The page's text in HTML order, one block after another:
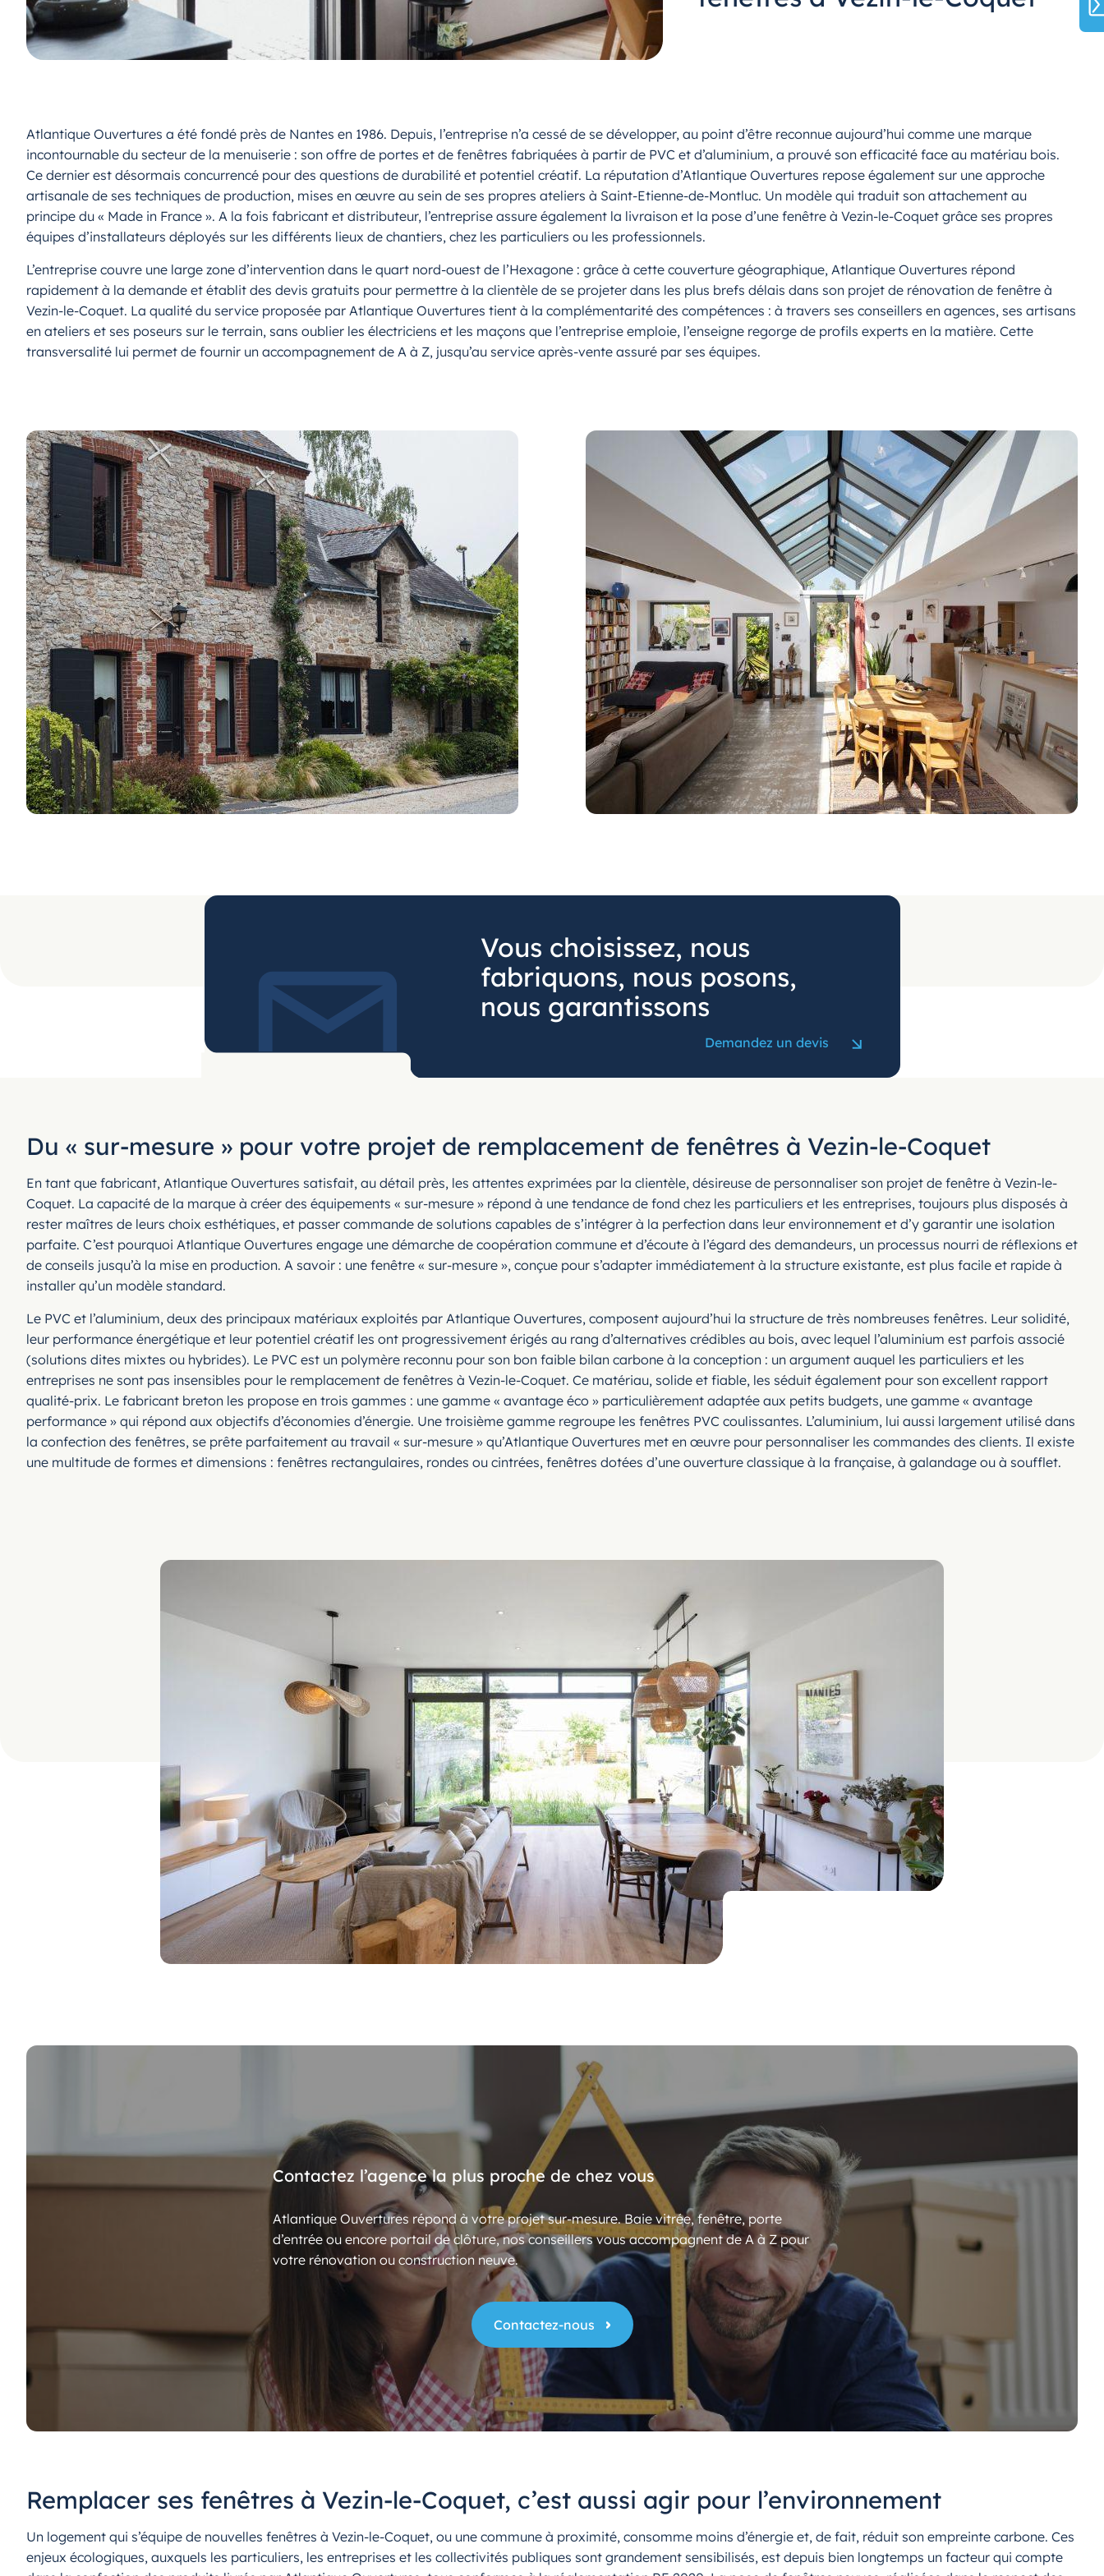
Atlantique Ouvertures a été fondé près de Nantes en 1986. Depuis, l’entreprise n’a cessé de se développer, au point d’être reconnue aujourd’hui comme une marque
incontournable du secteur de la menuiserie : son offre de portes et de fenêtres fabriquées à partir de PVC et d’aluminium, a prouvé son efficacité face au matériau bois.
Ce dernier est désormais concurrencé pour des questions de durabilité et potentiel créatif. La réputation d’Atlantique Ouvertures repose également sur une approche
artisanale de ses techniques de production, mises en œuvre au sein de ses propres ateliers à Saint-Etienne-de-Montluc. Un modèle qui traduit son attachement au
principe du « Made in France ». A la fois fabricant et distributeur, l’entreprise assure également la livraison et la pose d’une fenêtre à Vezin-le-Coquet grâce ses propres
équipes d’installateurs déployés sur les différents lieux de chantiers, chez les particuliers ou les professionnels.
L’entreprise couvre une large zone d’intervention dans le quart nord-ouest de l’Hexagone : grâce à cette couverture géographique, Atlantique Ouvertures répond
rapidement à la demande et établit des devis gratuits pour permettre à la clientèle de se projeter dans les plus brefs délais dans son projet de rénovation de fenêtre à
Vezin-le-Coquet. La qualité du service proposée par Atlantique Ouvertures tient à la complémentarité des compétences : à travers ses conseillers en agences, ses artisans
en ateliers et ses poseurs sur le terrain, sans oublier les électriciens et les maçons que l’entreprise emploie, l’enseigne regorge de profils experts en la matière. Cette
transversalité lui permet de fournir un accompagnement de A à Z, jusqu’au service après-vente assuré par ses équipes.
Demandez un devis
Vous choisissez, nous
fabriquons, nous posons,
nous garantissons
Du « sur-mesure » pour votre projet de remplacement de fenêtres à Vezin-le-Coquet
En tant que fabricant, Atlantique Ouvertures satisfait, au détail près, les attentes exprimées par la clientèle, désireuse de personnaliser son projet de fenêtre à Vezin-le-
Coquet. La capacité de la marque à créer des équipements « sur-mesure » répond à une tendance de fond chez les particuliers et les entreprises, toujours plus disposés à
rester maîtres de leurs choix esthétiques, et passer commande de solutions capables de s’intégrer à la perfection dans leur environnement et d’y garantir une isolation
parfaite. C’est pourquoi Atlantique Ouvertures engage une démarche de coopération commune et d’écoute à l’égard des demandeurs, un processus nourri de réflexions et
de conseils jusqu’à la mise en production. A savoir : une fenêtre « sur-mesure », conçue pour s’adapter immédiatement à la structure existante, est plus facile et rapide à
installer qu’un modèle standard.
Le PVC et l’aluminium, deux des principaux matériaux exploités par Atlantique Ouvertures, composent aujourd’hui la structure de très nombreuses fenêtres. Leur solidité,
leur performance énergétique et leur potentiel créatif les ont progressivement érigés au rang d’alternatives crédibles au bois, avec lequel l’aluminium est parfois associé
(solutions dites mixtes ou hybrides). Le PVC est un polymère reconnu pour son bon faible bilan carbone à la conception : un argument auquel les particuliers et les
entreprises ne sont pas insensibles pour le remplacement de fenêtres à Vezin-le-Coquet. Ce matériau, solide et fiable, les séduit également pour son excellent rapport
qualité-prix. Le fabricant breton les propose en trois gammes : une gamme « avantage éco » particulièrement adaptée aux petits budgets, une gamme « avantage
performance » qui répond aux objectifs d’économies d’énergie. Une troisième gamme regroupe les fenêtres PVC coulissantes. L’aluminium, lui aussi largement utilisé dans
la confection des fenêtres, se prête parfaitement au travail « sur-mesure » qu’Atlantique Ouvertures met en œuvre pour personnaliser les commandes des clients. Il existe
une multitude de formes et dimensions : fenêtres rectangulaires, rondes ou cintrées, fenêtres dotées d’une ouverture classique à la française, à galandage ou à soufflet.
Contactez l’agence la plus proche de chez vous
Atlantique Ouvertures répond à votre projet sur-mesure. Baie vitrée, fenêtre, porte
d’entrée ou encore portail de clôture, nos conseillers vous accompagnent de A à Z pour
votre rénovation ou construction neuve.
Contactez-nous
Remplacer ses fenêtres à Vezin-le-Coquet, c’est aussi agir pour l’environnement
Un logement qui s’équipe de nouvelles fenêtres à Vezin-le-Coquet, ou une commune à proximité, consomme moins d’énergie et, de fait, réduit son empreinte carbone. Ces
enjeux écologiques, auxquels les particuliers, les entreprises et les collectivités publiques sont grandement sensibilisés, est depuis bien longtemps un facteur qui compte